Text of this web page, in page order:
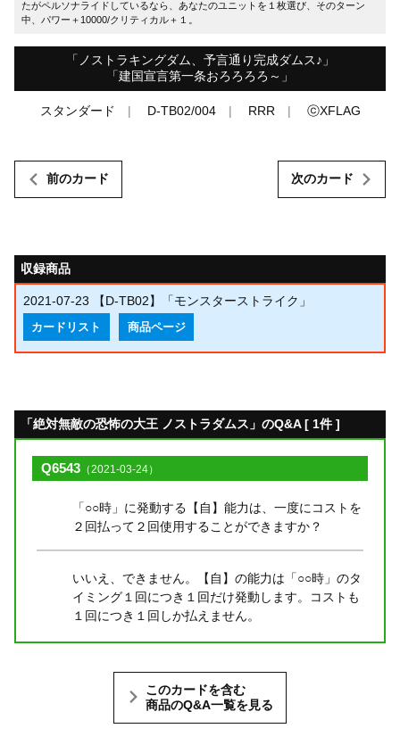
たがペルソナライドしているなら、あなたのユニットを１枚選び、そのターン
中、パワー＋10000/クリティカル＋１。
「ノストラキングダム、予言通り完成ダムス♪」
「建国宣言第一条おろろろろ～」
スタンダード D-TB02/004 RRR ⓒXFLAG
前のカード 次のカード
収録商品
2021-07-23 【D-TB02】「モンスターストライク」
カードリスト 商品ページ
「絶対無敵の恐怖の大王 ノストラダムス」のQ&A [ 1件 ]
Q6543 （2021-03-24）
「○○時」に発動する【自】能力は、一度にコストを
２回払って２回使用することができますか？
いいえ、できません。【自】の能力は「○○時」のタ
イミング１回につき１回だけ発動します。コストも
１回につき１回しか払えません。
このカードを含む
商品のQ&A一覧を見る